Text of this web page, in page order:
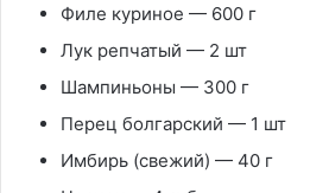
Филе куриное — 600 г
Лук репчатый — 2 шт
Шампиньоны — 300 г
Перец болгарский — 1 шт
Имбирь (свежий) — 40 г